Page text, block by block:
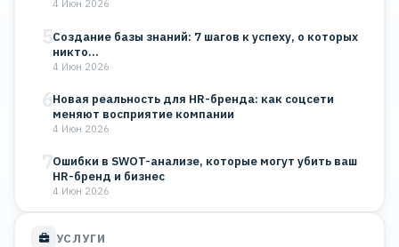
4 Июн 2026
5Создание базы знаний: 7 шагов к успеху, о которых
никто…
4 Июн 2026
6Новая реальность для HR-бренда: как соцсети
меняют восприятие компании
4 Июн 2026
7Ошибки в SWOT-анализе, которые могут убить ваш
HR-бренд и бизнес
4 Июн 2026
УСЛУГИ